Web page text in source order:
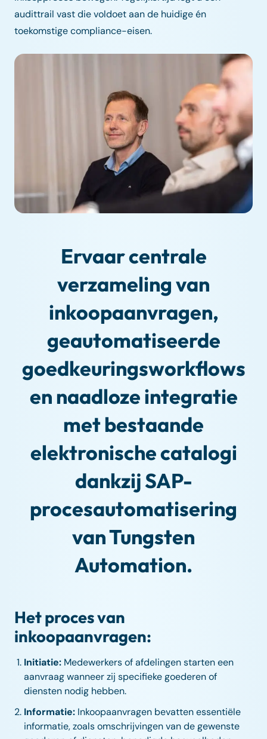
audittrail vast die voldoet aan de huidige én
toekomstige compliance-eisen.
Ervaar centrale
verzameling van
inkoopaanvragen,
geautomatiseerde
goedkeuringsworkflows
en naadloze integratie
met bestaande
elektronische catalogi
dankzij SAP-
procesautomatisering
van Tungsten
Automation.
Het proces van
inkoopaanvragen:
Initiatie: Medewerkers of afdelingen starten een
aanvraag wanneer zij specifieke goederen of
diensten nodig hebben.
Informatie: Inkoopaanvragen bevatten essentiële
informatie, zoals omschrijvingen van de gewenste